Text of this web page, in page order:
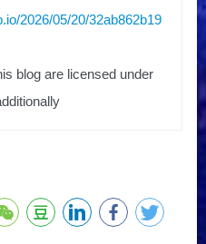
2026/05/20/32ab862b19
blog are licensed under